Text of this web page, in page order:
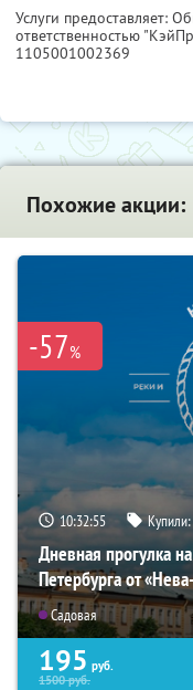
Услуги предоставляет:
ответственностью
1105001002369
Похожие акции:
-57%
10:32:54 Купили:
Дневная прогулка
Петербурга от
Садовая
195 руб.
1500руб.